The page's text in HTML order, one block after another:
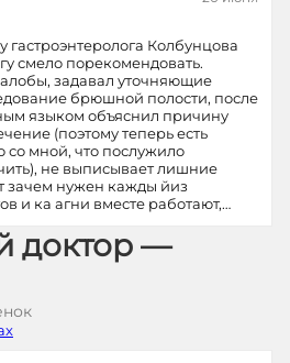
гастроэнтеролога Колбунцова
смело порекомендовать.
задавал уточняющие
брюшной полости, после
языком объяснил причину
(поэтому теперь есть
со мной, что послужило
не выписывает лишние
зачем нужен кажды йиз
и ка агни вместе работают,…
доктор —